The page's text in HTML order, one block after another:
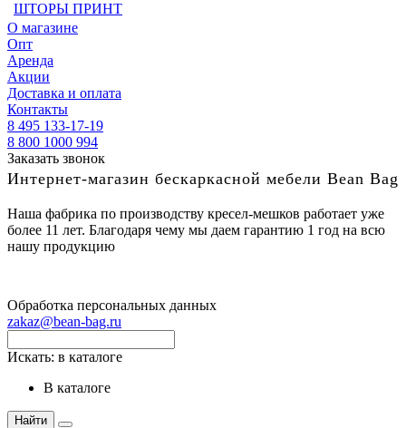
ШТОРЫ ПРИНТ
О магазине
Опт
Аренда
Акции
Доставка и оплата
Контакты
8 495 133-17-19
8 800 1000 994
Заказать звонок
Интернет-магазин бескаркасной мебели Bean Bag
Наша фабрика по производству кресел-мешков работает уже
более 11 лет. Благодаря чему мы даем гарантию 1 год на всю
нашу продукцию
Обработка персональных данных
zakaz@bean-bag.ru
Искать: в каталоге
в каталоге
Найти